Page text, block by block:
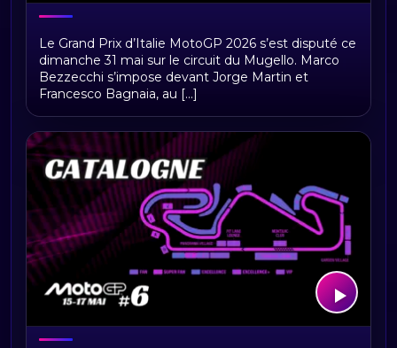
MotoGP Italie 2026 : programme,
horaires, circuit du Mugello et enjeux
du Grand Prix
Le Grand Prix d’Italie MotoGP 2026 s’est disputé ce
dimanche 31 mai sur le circuit du Mugello. Marco
Bezzecchi s’impose devant Jorge Martin et
Francesco Bagnaia, au [...]